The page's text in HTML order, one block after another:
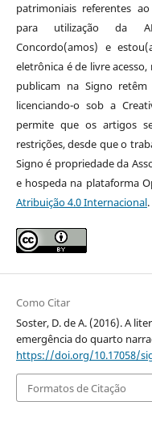
patrimoniais referentes
para utilização da
Concordo(amos) e
eletrônica é de livre
publicam na Signo
licenciando-o sob a
permite que os artigos
restrições, desde que o
Signo é propriedade da
e hospeda na plataforma
Atribuição 4.0 Internacional.
Como Citar
Soster, D. de A. (2016). A
emergência do quarto
https://doi.org/10.17058/
Formatos de Citação